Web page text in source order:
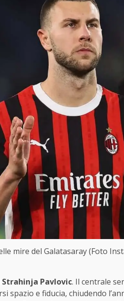
mire del Galatasaray (Foto
Strahinja Pavlovic. Il centrale
spazio e fiducia, chiudendo